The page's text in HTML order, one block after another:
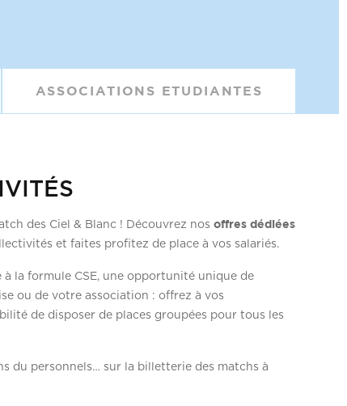
ASSOCIATIONS ETUDIANTES
des Ciel & Blanc ! Découvrez nosoffres dédiées
et faites profitez de place à vos salariés.
à la formule CSE, une opportunité unique de
ou de votre association : offrez à vos
de disposer de places groupées pour tous les
du personnels… sur la billetterie des matchs à